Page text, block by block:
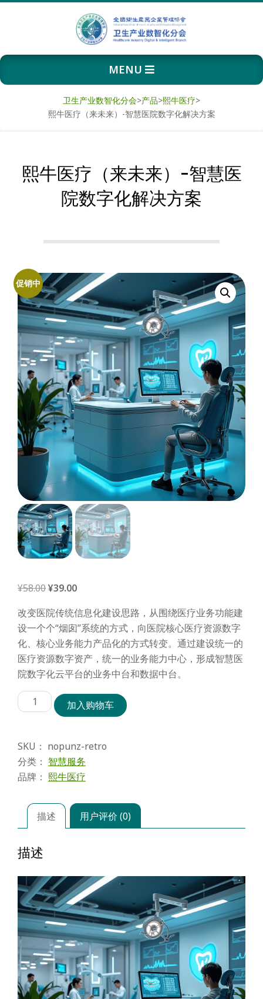
卫
生
数
分
会
Primary
Navigation
MENU
卫生产业数智化分会>产品>熙牛医疗>
熙牛医疗（来未来）-智慧医院数字化解决方案
熙牛医疗（来未来）-智慧医
院数字化解决方案
促销中
¥58.00原
为：
¥58.00。
¥39.00当
价
格
为：
¥39.00。
改变医院传统信息化建设思路，从围绕医疗业务功能建
设一个个“烟囱”系统的方式，向医院核心医疗资源数字
化、核心业务能力产品化的方式转变。通过建设统一的
医疗资源数字资产，统一的业务能力中心，形成智慧医
院数字化云平台的业务中台和数据中台。
熙
牛
（来
未
来）-
院
字
解
决
方
案
数
量
加入购物车
SKU： nopunz-retro
分类： 智慧服务
品牌： 熙牛医疗
描述 用户评价 (0)
描述